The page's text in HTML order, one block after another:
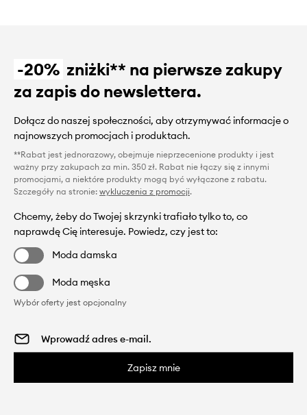
-20% zniżki** na pierwsze zakupy
za zapis do newslettera.
Dołącz do naszej społeczności, aby otrzymywać informacje o
najnowszych promocjach i produktach.
**Rabat jest jednorazowy, obejmuje nieprzecenione produkty i jest
ważny przy zakupach za min. 350 zł. Rabat nie łączy się z innymi
promocjami, a niektóre produkty mogą być wyłączone z rabatu.
Szczegóły na stronie: wykluczenia z promocji.
Chcemy, żeby do Twojej skrzynki trafiało tylko to, co
naprawdę Cię interesuje. Powiedz, czy jest to:
Moda damska
Moda męska
Wybór oferty jest opcjonalny
Zapisz mnie